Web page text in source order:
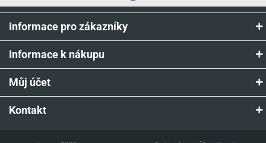
Informace pro zákazníky
Informace k nákupu
Můj účet
Kontakt